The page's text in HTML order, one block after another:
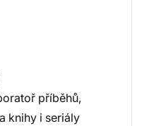
příběhů,
knihy i seriály